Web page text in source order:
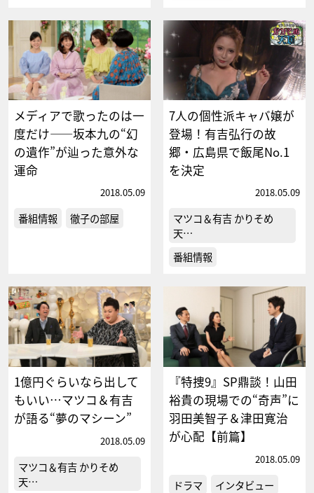
メディアで歌ったのは一
度だけ――坂本九の“幻
の遺作”が辿った意外な
運命
2018.05.09
番組情報 徹子の部屋
7人の個性派キャバ嬢が
登場！有吉弘行の故
郷・広島県で飯尾No.1
を決定
2018.05.09
マツコ＆有吉 かりそめ
天…
番組情報
1億円ぐらいなら出して
もいい…マツコ＆有吉
が語る“夢のマシーン”
2018.05.09
マツコ＆有吉 かりそめ
天…
『特捜9』SP鼎談！山田
裕貴の現場での“奇声”に
羽田美智子＆津田寛治
が心配【前篇】
2018.05.09
ドラマ
インタビュー